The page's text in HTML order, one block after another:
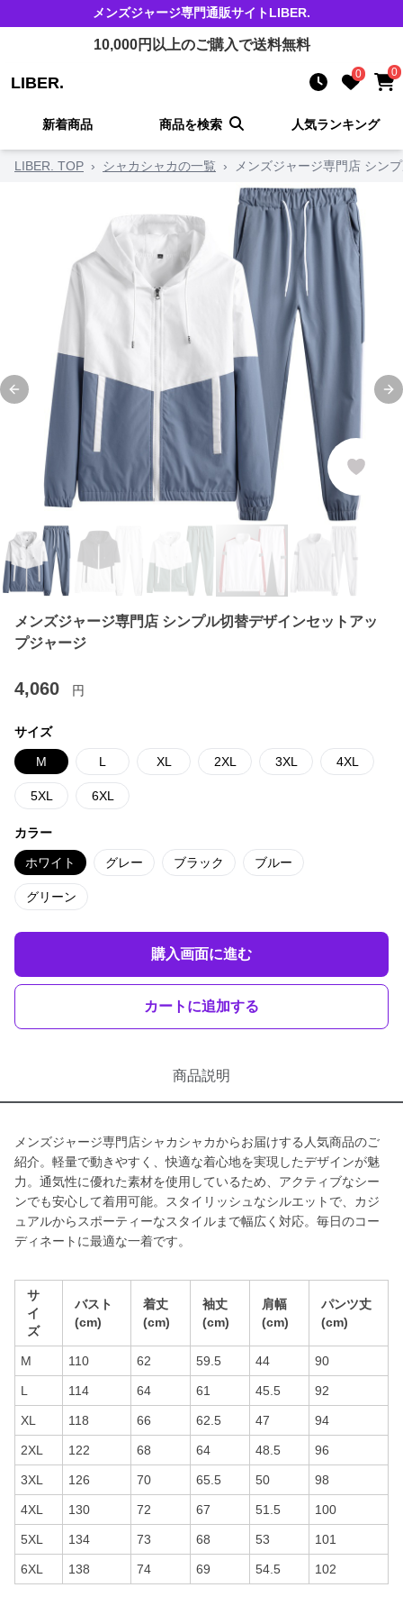
メンズジャージ専門通販サイトLIBER.
10,000円以上のご購入で送料無料
LIBER. 0 0
新着商品 商品を検索 人気ランキング
LIBER. TOP › シャカシャカの一覧 › メンズジャージ専門店 シン
Previous slide
メンズジャージ専門店 シンプル切替デザインセットアッ
プジャージ
4,060 円
サイズ
M L XL 2XL 3XL 4XL
5XL 6XL
カラー
ホワイト グレー ブラック ブルー
グリーン
購入画面に進む
カートに追加する
商品説明
メンズジャージ専門店シャカシャカからお届けする人気商品のご
紹介。軽量で動きやすく、快適な着心地を実現したデザインが魅
力。通気性に優れた素材を使用しているため、アクティブなシー
ンでも安心して着用可能。スタイリッシュなシルエットで、カジ
ュアルからスポーティーなスタイルまで幅広く対応。毎日のコー
ディネートに最適な一着です。
サ
イ
ズ
バスト
(cm)
着丈
(cm)
袖丈
(cm)
肩幅
(cm)
パンツ丈
(cm)
M 110 62 59.5 44 90
L 114 64 61 45.5 92
XL 118 66 62.5 47 94
2XL 122 68 64 48.5 96
3XL 126 70 65.5 50 98
4XL 130 72 67 51.5 100
5XL 134 73 68 53 101
6XL 138 74 69 54.5 102